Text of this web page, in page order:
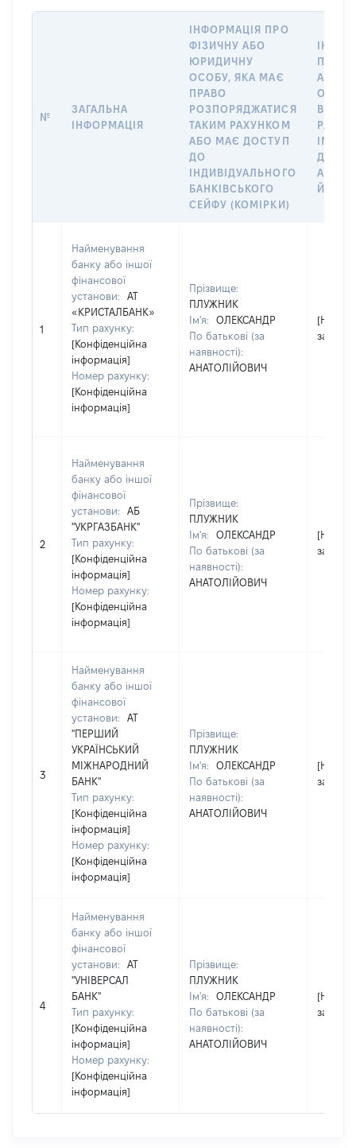
№
ЗАГАЛЬНА
ІНФОРМАЦІЯ
ІНФОРМАЦІЯ ПРО
ФІЗИЧНУ АБО
ЮРИДИЧНУ
ОСОБУ, ЯКА МАЄ
ПРАВО
РОЗПОРЯДЖАТИСЯ
ТАКИМ РАХУНКОМ
АБО МАЄ ДОСТУП
ДО
ІНДИВІДУАЛЬНОГО
БАНКІВСЬКОГО
СЕЙФУ (КОМІРКИ)
ПРО
АБО
ІМ’Я
АБО
ЙОГО
1
Найменування
банку або іншої
фінансової
установи:
АТ
«КРИСТАЛБАНК»
Тип рахунку:
[Конфіденційна
інформація]
Номер рахунку:
[Конфіденційна
інформація]
Прізвище:
ПЛУЖНИК
Ім'я:
ОЛЕКСАНДР
По батькові (за
наявності):
АНАТОЛІЙОВИЧ
[Не
2
Найменування
банку або іншої
фінансової
установи:
АБ
"УКРГАЗБАНК"
Тип рахунку:
[Конфіденційна
інформація]
Номер рахунку:
[Конфіденційна
інформація]
Прізвище:
ПЛУЖНИК
Ім'я:
ОЛЕКСАНДР
По батькові (за
наявності):
АНАТОЛІЙОВИЧ
[Не
3
Найменування
банку або іншої
фінансової
установи:
АТ
"ПЕРШИЙ
УКРАЇНСЬКИЙ
МІЖНАРОДНИЙ
БАНК"
Тип рахунку:
[Конфіденційна
інформація]
Номер рахунку:
[Конфіденційна
інформація]
Прізвище:
ПЛУЖНИК
Ім'я:
ОЛЕКСАНДР
По батькові (за
наявності):
АНАТОЛІЙОВИЧ
[Не
4
Найменування
банку або іншої
фінансової
установи:
АТ
"УНІВЕРСАЛ
БАНК"
Тип рахунку:
[Конфіденційна
інформація]
Номер рахунку:
[Конфіденційна
інформація]
Прізвище:
ПЛУЖНИК
Ім'я:
ОЛЕКСАНДР
По батькові (за
наявності):
АНАТОЛІЙОВИЧ
[Не